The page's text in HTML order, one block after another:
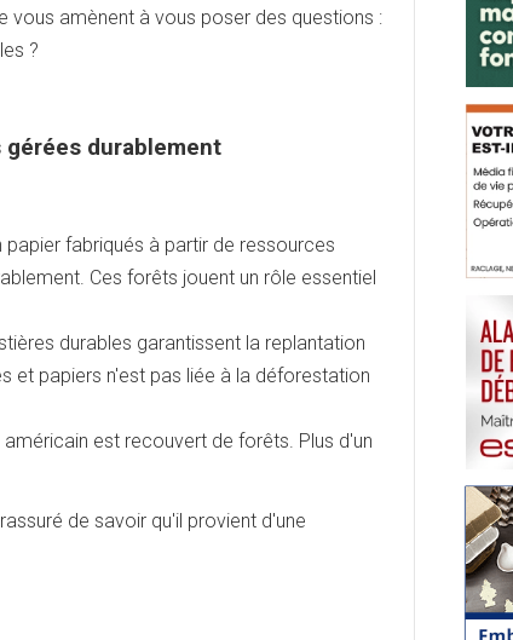
amènent à vous poser des questions :
?
durablement
papier fabriqués à partir de ressources
Ces forêts jouent un rôle essentiel
durables garantissent la replantation
et papiers n'est pas liée à la déforestation
américain est recouvert de forêts. Plus d'un
de savoir qu'il provient d'une